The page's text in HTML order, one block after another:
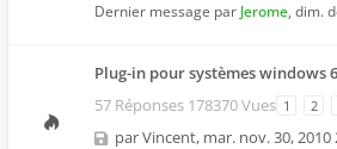
Dernier message par Jerome, dim.
Plug-in pour systèmes windows
57 Réponses 178370 Vues 1 2
parVincent, mar. nov. 30, 2010